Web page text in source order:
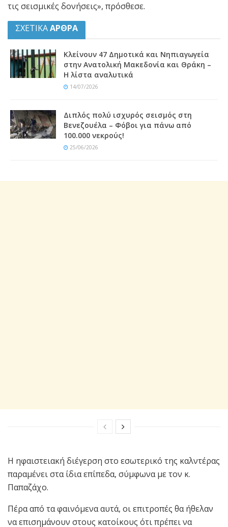
τις σεισμικές δονήσεις», πρόσθεσε.
ΣΧΕΤΙΚΑΑΡΘΡΑ
Κλείνουν 47 Δημοτικά και Νηπιαγωγεία
στην Ανατολική Μακεδονία και Θράκη –
Η λίστα αναλυτικά
14/07/2026
Διπλός πολύ ισχυρός σεισμός στη
Βενεζουέλα – Φόβοι για πάνω από
100.000 νεκρούς!
25/06/2026
Η ηφαιστειακή διέγερση στο εσωτερικό της καλντέρας
παραμένει στα ίδια επίπεδα, σύμφωνα με τον κ.
Παπαζάχο.
Πέρα από τα φαινόμενα αυτά, οι επιτροπές θα ήθελαν
να επισημάνουν στους κατοίκους ότι πρέπει να